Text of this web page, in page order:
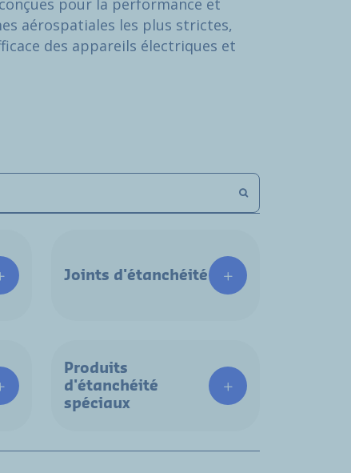
pour la performance et
aérospatiales les plus strictes,
des appareils électriques et
Joints d'étanchéité
Produits
d'étanchéité
spéciaux